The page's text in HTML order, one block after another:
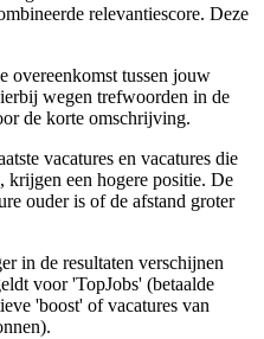
relevantiescore. Deze
overeenkomst tussen jouw
wegen trefwoorden in de
de korte omschrijving.
vacatures en vacatures die
een hogere positie. De
ouder is of de afstand groter
in de resultaten verschijnen
voor 'TopJobs' (betaalde
'boost' of vacatures van